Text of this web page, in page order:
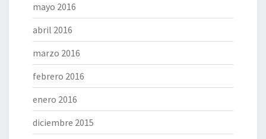
mayo 2016
abril 2016
marzo 2016
febrero 2016
enero 2016
diciembre 2015